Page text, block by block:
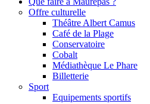
Offre culturelle
Théâtre Albert Camus
Café de la Plage
Conservatoire
Cobalt
Médiathèque Le Phare
Billetterie
Sport
Equipements sportifs